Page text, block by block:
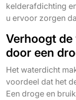
kelderafdichting
u ervoor zorgen
Verhoogt
door een
Het waterdicht
voordeel dat het
Een droge en